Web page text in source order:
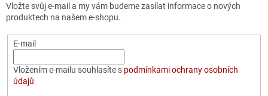
Vložte svůj e-mail a my vám budeme zasílat informace o nových
produktech na našem e-shopu.
E-mail
Vložením e-mailu souhlasíte s podmínkami ochrany osobních
údajů